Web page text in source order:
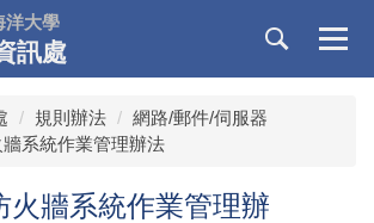
洋大學
訊處
規則辦法
網路/郵件/伺服器
系統作業管理辦法
火牆系統作業管理辦